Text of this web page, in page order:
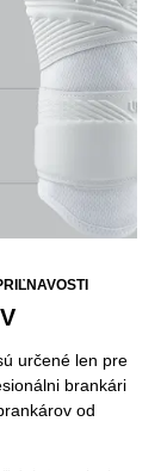
určené len pre
brankári
od